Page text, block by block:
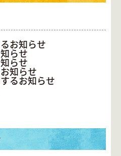
お知らせ
らせ
らせ
知らせ
るお知らせ